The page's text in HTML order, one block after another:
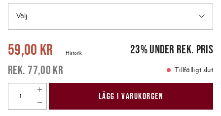
Välj
Nuvarande pris: 77,00 kr
59,00 kr
77,00 kr
Historik 23%under rek. pris
Tillfälligt slut
LÄGG I VARUKORGEN